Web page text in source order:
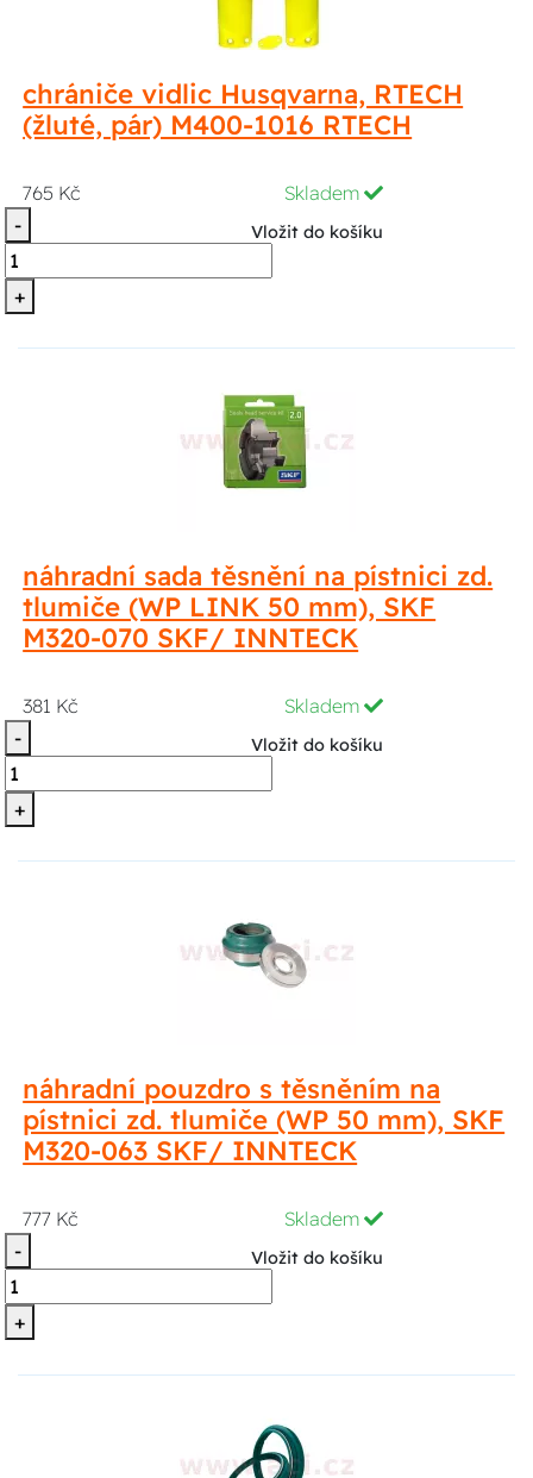
chrániče vidlic Husqvarna, RTECH
(žluté, pár) M400-1016 RTECH
765 Kč
Skladem
-
+
Vložit do košíku
náhradní sada těsnění na pístnici zd.
tlumiče (WP LINK 50 mm), SKF
M320-070 SKF/ INNTECK
381 Kč
Skladem
-
+
Vložit do košíku
náhradní pouzdro s těsněním na
pístnici zd. tlumiče (WP 50 mm), SKF
M320-063 SKF/ INNTECK
777 Kč
Skladem
-
+
Vložit do košíku